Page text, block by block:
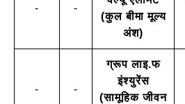
- -
(कुल बीमा मूल्य
अंश)
- -
ग्रूप लाइ.फ
इंश्युरेंस
(सामूहिक जीवन